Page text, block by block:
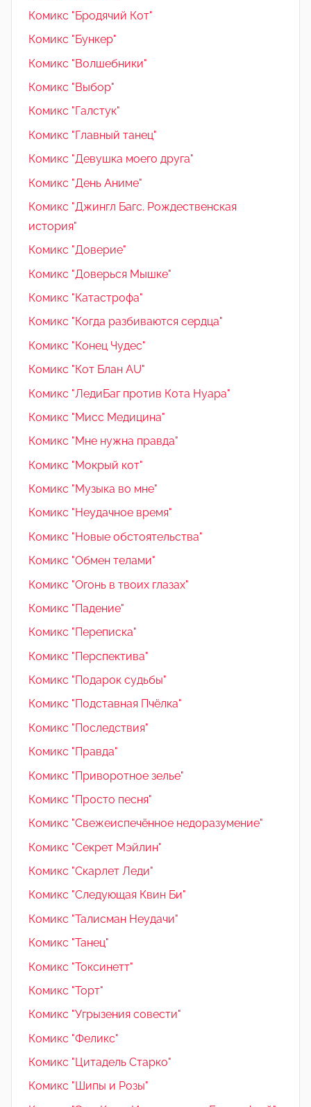
Комикс "Бродячий Кот"
Комикс "Бункер"
Комикс "Волшебники"
Комикс "Выбор"
Комикс "Галстук"
Комикс "Главный танец"
Комикс "Девушка моего друга"
Комикс "День Аниме"
Комикс "Джингл Багс. Рождественская
история"
Комикс "Доверие"
Комикс "Доверься Мышке"
Комикс "Катастрофа"
Комикс "Когда разбиваются сердца"
Комикс "Конец Чудес"
Комикс "Кот Блан AU"
Комикс "ЛедиБаг против Кота Нуара"
Комикс "Мисс Медицина"
Комикс "Мне нужна правда"
Комикс "Мокрый кот"
Комикс "Музыка во мне"
Комикс "Неудачное время"
Комикс "Новые обстоятельства"
Комикс "Обмен телами"
Комикс "Огонь в твоих глазах"
Комикс "Падение"
Комикс "Переписка"
Комикс "Перспектива"
Комикс "Подарок судьбы"
Комикс "Подставная Пчёлка"
Комикс "Последствия"
Комикс "Правда"
Комикс "Приворотное зелье"
Комикс "Просто песня"
Комикс "Свежеиспечённое недоразумение"
Комикс "Секрет Мэйлин"
Комикс "Скарлет Леди"
Комикс "Следующая Квин Би"
Комикс "Талисман Неудачи"
Комикс "Танец"
Комикс "Токсинетт"
Комикс "Торт"
Комикс "Угрызения совести"
Комикс "Феликс"
Комикс "Цитадель Старко"
Комикс "Шипы и Розы"